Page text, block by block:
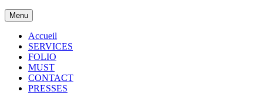
Menu
Accueil
SERVICES
FOLIO
MUST
CONTACT
PRESSES